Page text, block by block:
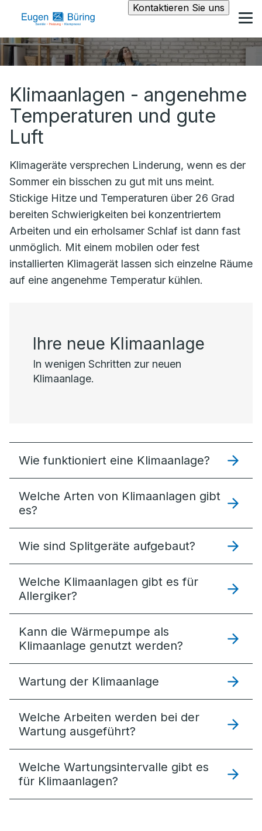
Kontaktieren Sie uns
Klimaanlagen - angenehme
Temperaturen und gute
Luft
Klimageräte versprechen Linderung, wenn es der
Sommer ein bisschen zu gut mit uns meint.
Stickige Hitze und Temperaturen über 26 Grad
bereiten Schwierigkeiten bei konzentriertem
Arbeiten und ein erholsamer Schlaf ist dann fast
unmöglich. Mit einem mobilen oder fest
installierten Klimagerät lassen sich einzelne Räume
auf eine angenehme Temperatur kühlen.
Ihre neue Klimaanlage
In wenigen Schritten zur neuen
Klimaanlage.
Wie funktioniert eine Klimaanlage?
Welche Arten von Klimaanlagen gibt
es?
Wie sind Splitgeräte aufgebaut?
Welche Klimaanlagen gibt es für
Allergiker?
Kann die Wärmepumpe als
Klimaanlage genutzt werden?
Wartung der Klimaanlage
Welche Arbeiten werden bei der
Wartung ausgeführt?
Welche Wartungsintervalle gibt es
für Klimaanlagen?